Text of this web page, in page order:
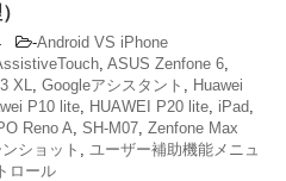
-Android VS iPhone
ASUS Zenfone 6
XL
Googleアシスタント
Huawei
P10 lite HUAWEI P20 lite iPad
Reno A SH-M07 Zenfone Max
ショット
ユーザー補助機能メニュ
ロール